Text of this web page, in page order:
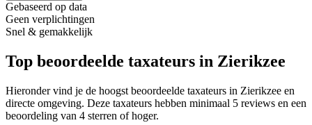
Gebaseerd op data
Geen verplichtingen
Snel & gemakkelijk
Top beoordeelde taxateurs in Zierikzee
Hieronder vind je de hoogst beoordeelde taxateurs in Zierikzee en
directe omgeving. Deze taxateurs hebben minimaal 5 reviews en een
beoordeling van 4 sterren of hoger.